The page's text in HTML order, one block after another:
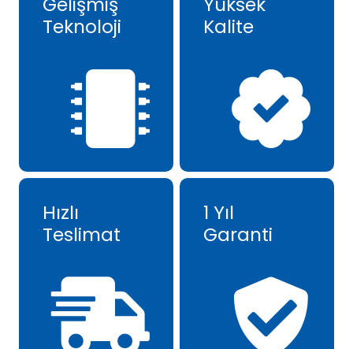
Teknoloji
Kalite
Hızlı
Teslimat
1 Yıl
Garanti